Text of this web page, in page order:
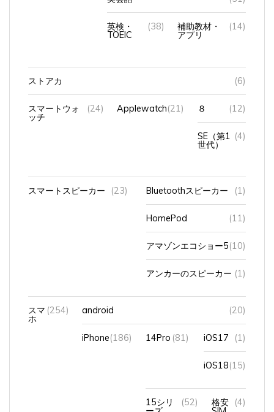
英検・
TOEIC
(38) 補助教材・
アプリ
(14)
ストアカ (6)
スマートウォ
ッチ
(24) Applewatch (21) ８ (12)
SE（第1
世代）
(4)
スマートスピーカー (23) Bluetoothスピーカー (1)
HomePod (11)
アマゾンエコショー5 (10)
アンカーのスピーカー (1)
ホ
(254) android (20)
iPhone (186) 14Pro (81) iOS17 (1)
iOS18 (15)
15シリ
ーズ
(52) 格安
SIM
(4)